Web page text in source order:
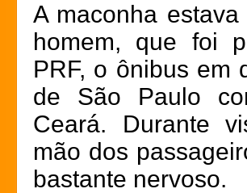
A maconha
homem, que foi
PRF, o ônibus em
de São Paulo
Ceará. Durante
mão dos
bastante nervoso.